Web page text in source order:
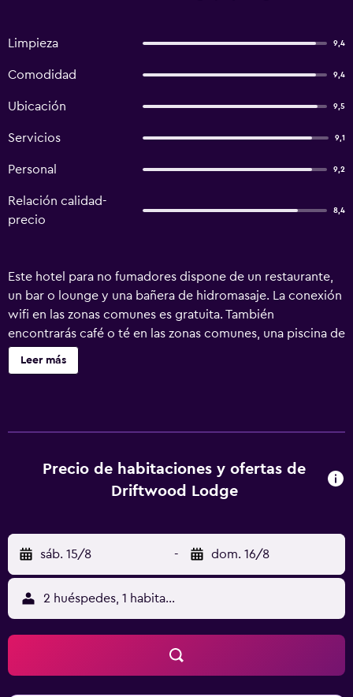
Limpieza 9,4
Comodidad 9,4
Ubicación 9,5
Servicios 9,1
Personal 9,2
Relación calidad-
precio
8,4
Este hotel para no fumadores dispone de un restaurante,
un bar o lounge y una bañera de hidromasaje. La conexión
wifi en las zonas comunes es gratuita. También
encontrarás café o té en las zonas comunes, una piscina de
temporada y un centro de negocios. Driftwood Lodge
ofrece 73 alojamientos con aire acondicionado, con
wifi gratis (velocidad: 25 Mbps o más). Los servicios para
las personas de negocios incluyen teléfono con llamadas
juegos de cama hipoalergénicos. En el alojamiento hay
piscina al aire libre de temporada y bañera de
hidromasaje. Se pueden practicar las actividades de ocio
y esparcimiento que se indican más abajo en las
instalaciones o cerca del alojamiento (es posible que se
aplique un recargo).
Leer más
Precio de habitaciones y ofertas de
Driftwood Lodge
sáb. 15/8 - dom. 16/8
2 huéspedes, 1 habitación